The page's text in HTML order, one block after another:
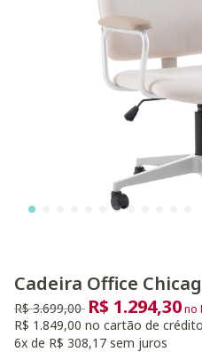
Cadeira Office
Preço reduzido de
R$ 3.699,00 para
R$ 1.294,30no
R$ 1.849,00 no cartão de crédito
6x de R$ 308,17 sem juros